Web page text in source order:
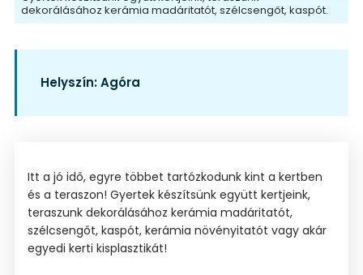
dekorálásához kerámia madáritatót, szélcsengőt, kaspót.
Helyszín:Agóra
Itt a jó idő, egyre többet tartózkodunk kint a kertben
és a teraszon! Gyertek készítsünk együtt kertjeink,
teraszunk dekorálásához kerámia madáritatót,
szélcsengőt, kaspót, kerámia növényitatót vagy akár
egyedi kerti kisplasztikát!